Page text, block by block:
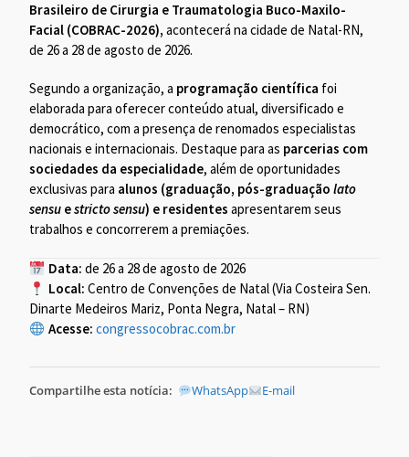
Brasileiro de Cirurgia e Traumatologia Buco-Maxilo-
Facial (COBRAC-2026),acontecerá na cidade de Natal-RN,
de 26 a 28 de agosto de 2026.
Segundo a organização, a programação científica foi
elaborada para oferecer conteúdo atual, diversificado e
democrático, com a presença de renomados especialistas
nacionais e internacionais. Destaque para as parcerias com
sociedades da especialidade, além de oportunidades
exclusivas para alunos (graduação, pós-graduaçãolato
sensu estricto sensu) e residentes apresentarem seus
trabalhos e concorrerem a premiações.
Data: de 26 a 28 de agosto de 2026
Local: Centro de Convenções de Natal (Via Costeira Sen.
Dinarte Medeiros Mariz, Ponta Negra, Natal – RN)
Acesse: congressocobrac.com.br
Compartilhe esta notícia: WhatsApp E-mail